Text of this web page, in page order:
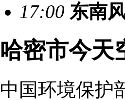
17:00 东南
哈密市今天
中国环境保护